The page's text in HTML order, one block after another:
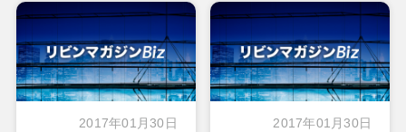
2017年01月30日 2017年01月30日